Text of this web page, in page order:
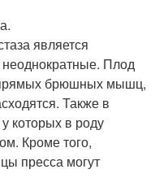
является
Плод
прямых брюшных мышц,
Также в
которых в роду
Кроме того,
пресса могут